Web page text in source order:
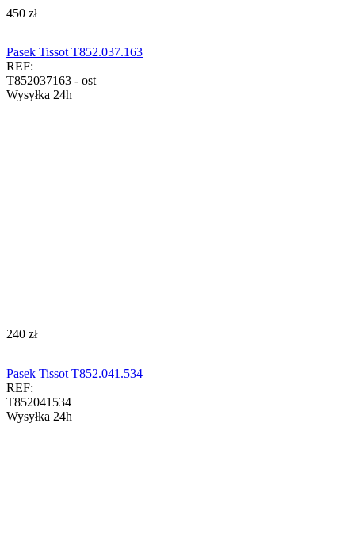
‍450‍ zł
Pasek Tissot T852.037.163
REF:
T852037163 - ost
Wysyłka 24h
‍240‍ zł
Pasek Tissot T852.041.534
REF:
T852041534
Wysyłka 24h